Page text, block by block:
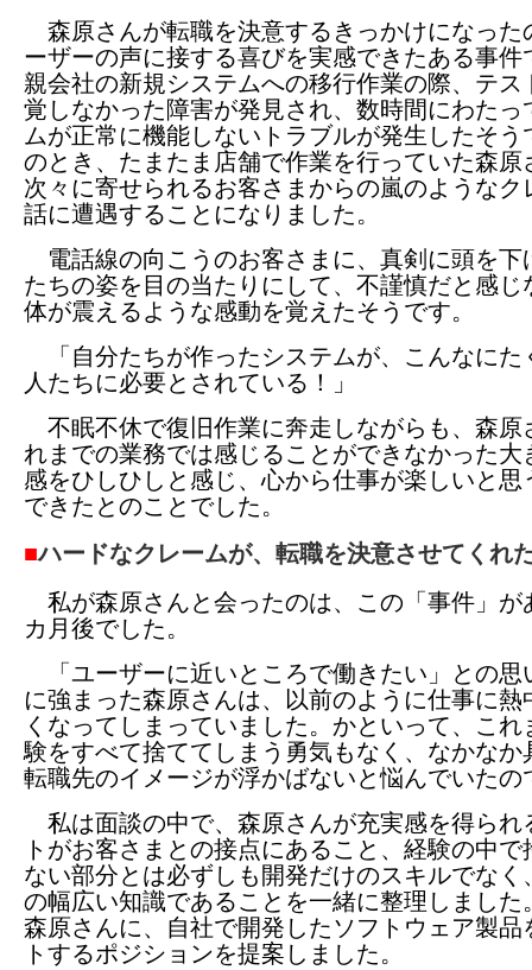
森原さんが転職を決意するきっかけになった
ーザーの声に接する喜びを実感できたある事件
親会社の新規システムへの移行作業の際、テス
覚しなかった障害が発見され、数時間にわたっ
ムが正常に機能しないトラブルが発生したそう
のとき、たまたま店舗で作業を行っていた森原
次々に寄せられるお客さまからの嵐のようなク
話に遭遇することになりました。
電話線の向こうのお客さまに、真剣に頭を下
たちの姿を目の当たりにして、不謹慎だと感じ
体が震えるような感動を覚えたそうです。
「自分たちが作ったシステムが、こんなにた
人たちに必要とされている！」
不眠不休で復旧作業に奔走しながらも、森原
れまでの業務では感じることができなかった大
感をひしひしと感じ、心から仕事が楽しいと思
できたとのことでした。
■ハードなクレームが、転職を決意させてくれ
私が森原さんと会ったのは、この「事件」が
カ月後でした。
「ユーザーに近いところで働きたい」との思
に強まった森原さんは、以前のように仕事に熱
くなってしまっていました。かといって、これ
験をすべて捨ててしまう勇気もなく、なかなか
転職先のイメージが浮かばないと悩んでいたの
私は面談の中で、森原さんが充実感を得られ
トがお客さまとの接点にあること、経験の中で
ない部分とは必ずしも開発だけのスキルでなく
の幅広い知識であることを一緒に整理しました
森原さんに、自社で開発したソフトウェア製品
トするポジションを提案しました。